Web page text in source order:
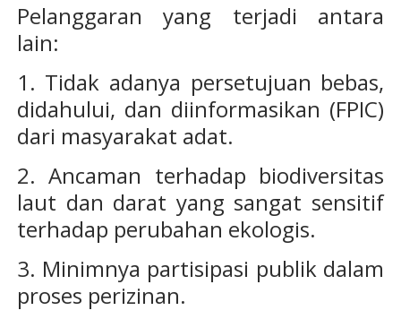
Pelanggaran yang terjadi antara
lain:
1. Tidak adanya persetujuan bebas,
didahului, dan diinformasikan (FPIC)
dari masyarakat adat.
2. Ancaman terhadap biodiversitas
laut dan darat yang sangat sensitif
terhadap perubahan ekologis.
3. Minimnya partisipasi publik dalam
proses perizinan.